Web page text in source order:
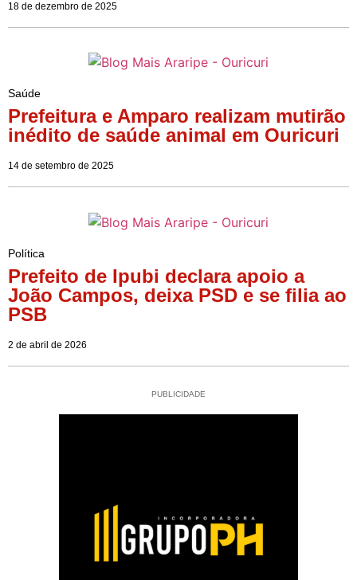
18 de dezembro de 2025
Saúde
Prefeitura e Amparo realizam mutirão
inédito de saúde animal em Ouricuri
14 de setembro de 2025
Política
Prefeito de Ipubi declara apoio a
João Campos, deixa PSD e se filia ao
PSB
2 de abril de 2026
PUBLICIDADE